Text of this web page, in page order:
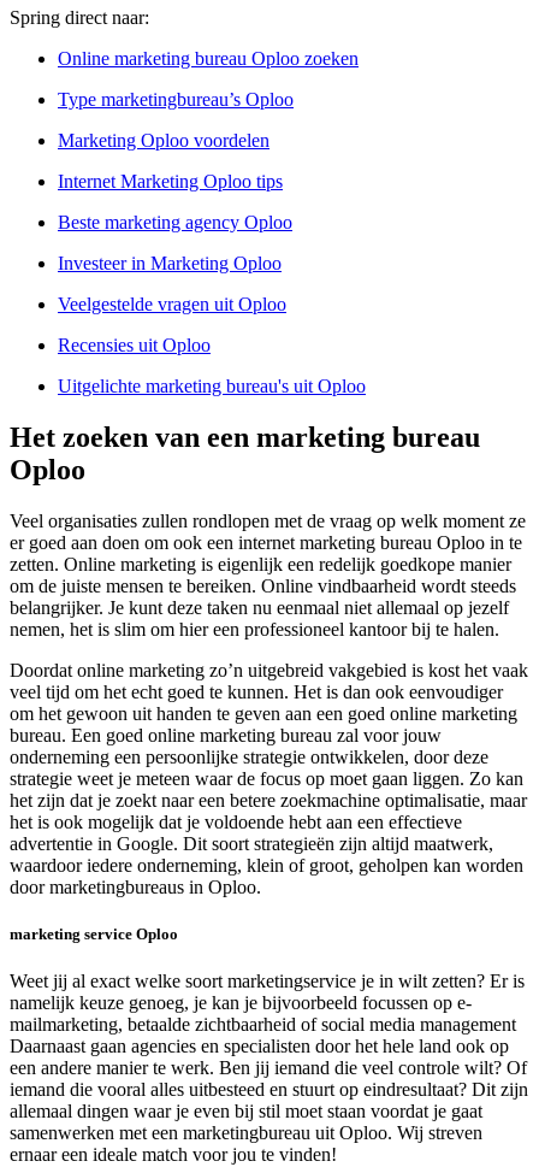
Spring direct naar:
Online marketing bureau Oploo zoeken
Type marketingbureau’s Oploo
Marketing Oploo voordelen
Internet Marketing Oploo tips
Beste marketing agency Oploo
Investeer in Marketing Oploo
Veelgestelde vragen uit Oploo
Recensies uit Oploo
Uitgelichte marketing bureau's uit Oploo
Het zoeken van een marketing bureau
Oploo
Veel organisaties zullen rondlopen met de vraag op welk moment ze
er goed aan doen om ook een internet marketing bureau Oploo in te
zetten. Online marketing is eigenlijk een redelijk goedkope manier
om de juiste mensen te bereiken. Online vindbaarheid wordt steeds
belangrijker. Je kunt deze taken nu eenmaal niet allemaal op jezelf
nemen, het is slim om hier een professioneel kantoor bij te halen.
Doordat online marketing zo’n uitgebreid vakgebied is kost het vaak
veel tijd om het echt goed te kunnen. Het is dan ook eenvoudiger
om het gewoon uit handen te geven aan een goed online marketing
bureau. Een goed online marketing bureau zal voor jouw
onderneming een persoonlijke strategie ontwikkelen, door deze
strategie weet je meteen waar de focus op moet gaan liggen. Zo kan
het zijn dat je zoekt naar een betere zoekmachine optimalisatie, maar
het is ook mogelijk dat je voldoende hebt aan een effectieve
advertentie in Google. Dit soort strategieën zijn altijd maatwerk,
waardoor iedere onderneming, klein of groot, geholpen kan worden
door marketingbureaus in Oploo.
marketing service Oploo
Weet jij al exact welke soort marketingservice je in wilt zetten? Er is
namelijk keuze genoeg, je kan je bijvoorbeeld focussen op e-
mailmarketing, betaalde zichtbaarheid of social media management
Daarnaast gaan agencies en specialisten door het hele land ook op
een andere manier te werk. Ben jij iemand die veel controle wilt? Of
iemand die vooral alles uitbesteed en stuurt op eindresultaat? Dit zijn
allemaal dingen waar je even bij stil moet staan voordat je gaat
samenwerken met een marketingbureau uit Oploo. Wij streven
ernaar een ideale match voor jou te vinden!